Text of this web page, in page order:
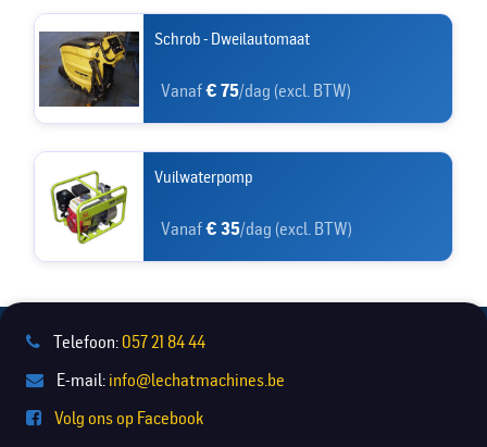
Schrob - Dweilautomaat
Vanaf€ 75/dag (excl. BTW)
Vuilwaterpomp
Vanaf€ 35/dag (excl. BTW)
Telefoon: 057 21 84 44
E-mail: info@lechatmachines.be
Volg ons op Facebook